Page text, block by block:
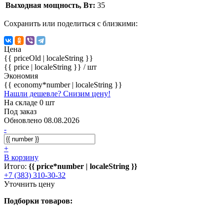
Выходная мощность, Вт: 35
Сохранить или поделиться с близкими:
Цена
{{ priceOld | localeString }}
{{ price | localeString }} / шт
Экономия
{{ economy*number | localeString }}
Нашли дешевле? Снизим цену!
На складе 0 шт
Под заказ
Обновлено 08.08.2026
-
+
В корзину
Итого: {{ price*number | localeString }}
+7 (383) 310-30-32
Уточнить цену
Подборки товаров: